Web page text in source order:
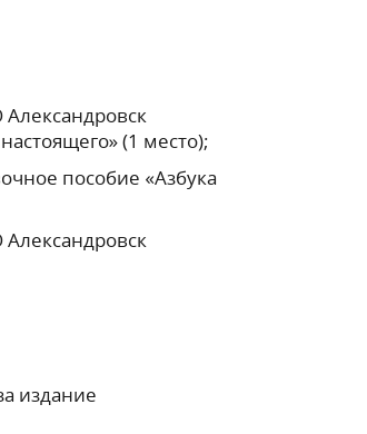
(1 место);
пособие «Азбука
издание